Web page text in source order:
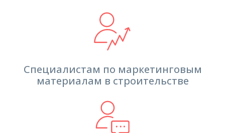
Специалистам по маркетинговым
материалам в строительстве